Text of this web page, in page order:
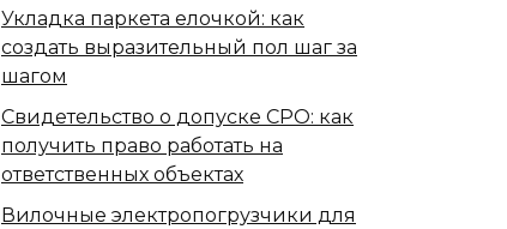
Укладка паркета елочкой: как
создать выразительный пол шаг за
шагом
Свидетельство о допуске СРО: как
получить право работать на
ответственных объектах
Вилочные электропогрузчики для